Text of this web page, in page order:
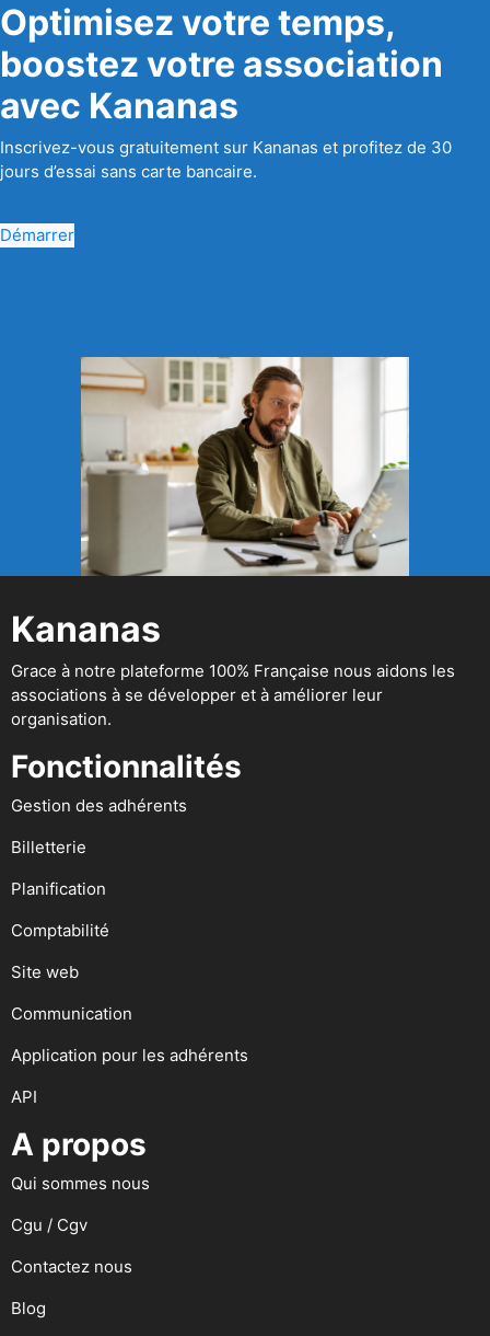
Optimisez votre temps,
boostez votre association
avec Kananas
Inscrivez-vous gratuitement sur Kananas et profitez de 30
jours d’essai sans carte bancaire.
Démarrer
Kananas
Grace à notre plateforme 100% Française nous aidons les
associations à se développer et à améliorer leur
organisation.
Fonctionnalités
Gestion des adhérents
Billetterie
Planification
Comptabilité
Site web
Communication
Application pour les adhérents
API
A propos
Qui sommes nous
Cgu / Cgv
Contactez nous
Blog